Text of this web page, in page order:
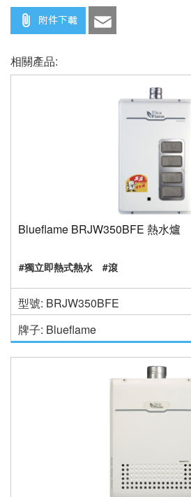
相關產品:
Blueflame BRJW350BFE 熱水爐
#獨立即熱式熱水 #滾
型號: BRJW350BFE
牌子: Blueflame